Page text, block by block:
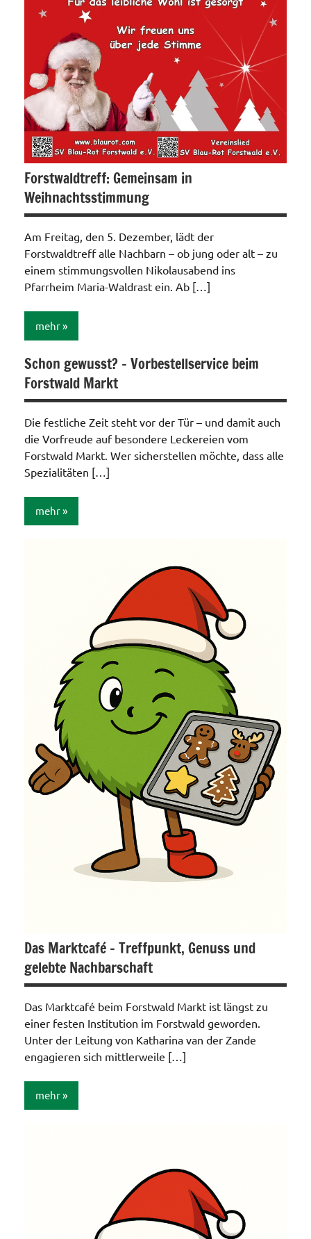
Forstwaldtreff: Gemeinsam in
Weihnachtsstimmung
Am Freitag, den 5. Dezember, lädt der
Forstwaldtreff alle Nachbarn – ob jung oder alt – zu
einem stimmungsvollen Nikolausabend ins
Pfarrheim Maria-Waldrast ein. Ab […]
mehr
Allgemein
Schon gewusst? – Vorbestellservice beim
Forstwald Markt
Die festliche Zeit steht vor der Tür – und damit auch
die Vorfreude auf besondere Leckereien vom
Forstwald Markt. Wer sicherstellen möchte, dass alle
Spezialitäten […]
mehr
Das Marktcafé – Treffpunkt, Genuss und
gelebte Nachbarschaft
Das Marktcafé beim Forstwald Markt ist längst zu
einer festen Institution im Forstwald geworden.
Unter der Leitung von Katharina van der Zande
engagieren sich mittlerweile […]
mehr